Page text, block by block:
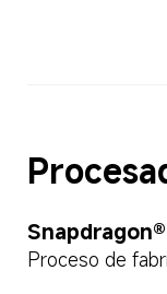
Proceso de